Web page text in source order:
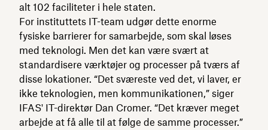
alt 102 faciliteter i hele staten.
For instituttets IT-team udgør dette enorme
fysiske barrierer for samarbejde, som skal løses
med teknologi. Men det kan være svært at
standardisere værktøjer og processer på tværs af
disse lokationer. “Det sværeste ved det, vi laver, er
ikke teknologien, men kommunikationen,” siger
IFAS' IT-direktør Dan Cromer. “Det kræver meget
arbejde at få alle til at følge de samme processer.”